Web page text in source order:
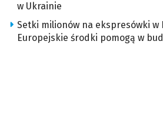
w Ukrainie
Setki milionów na ekspresówki w
Europejskie środki pomogą w